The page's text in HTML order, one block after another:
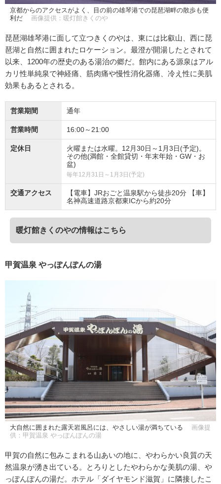
京都からのアクセスがよく、目の前の雄琴港での琵琶湖畔の散歩も便
利だ
画像提供：暖灯館きくのや
琵琶湖雄琴港に面して立つきくのやは、東には比叡山、西に琵
琶湖と自然に囲まれたロケーション。最澄が開湯したとされて
以来、1200年の歴史のある湯治の郷だ。館内にある源泉はアル
カリ性単純泉で神経痛、筋肉痛や慢性消化器痛、冷え性に美肌
効果もあるとされる。
営業期間 通年
営業時間 16:00～21:00
定休日
火曜または水曜。12月30日～1月3日(予定)。
その他(満館・全館貸切・年末年始・GW・お
盆)
毎年12月31日～1月3日(予定)
交通アクセス
【電車】JRおごと温泉駅から徒歩20分 【車】
名神高速道路京都東ICから約20分
暖灯館きくのやの情報はこちら
甲賀温泉 やっぽんぽんの湯
大自然に囲まれた露天岩風呂には、やさしい湯が満ちている
画像提
供：甲賀温泉 やっぽんぽんの湯
甲賀の自然に包みこまれる山あいの地に、やわらかい良質の天
然温泉が湧き出ている。とろりとしたやわらかな美肌の湯、や
っぽんぽんの湯だ。ホテル「ダイヤモンド滋賀」に隣接したこ